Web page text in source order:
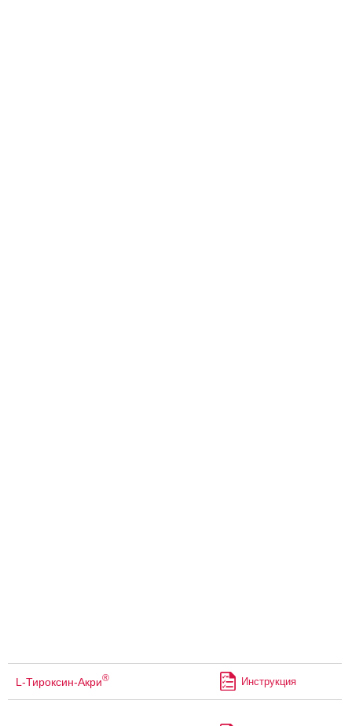
L-Тироксин-Акри® Инструкция